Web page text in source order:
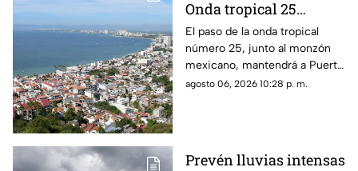
Onda tropical 25
desatará lluvias
intensas y tormentas
en Puerto Vallarta
El paso de la onda tropical
número 25, junto al monzón
mexicano, mantendrá a Puerto
Vallarta bajo un temporal de
agosto 06, 2026 10:28 p. m.
Prevén lluvias intensas